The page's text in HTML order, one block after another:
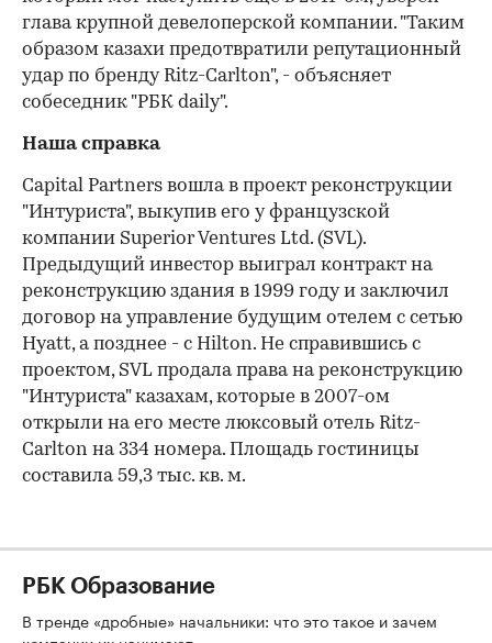
глава крупной девелоперской компании. "Таким
образом казахи предотвратили репутационный
удар по бренду Ritz-Carlton", - объясняет
собеседник "РБК daily".
Наша справка
Capital Partners вошла в проект реконструкции
"Интуриста", выкупив его у французской
компании Superior Ventures Ltd. (SVL).
Предыдущий инвестор выиграл контракт на
реконструкцию здания в 1999 году и заключил
договор на управление будущим отелем с сетью
Hyatt, а позднее - с Hilton. Не справившись с
проектом, SVL продала права на реконструкцию
"Интуриста" казахам, которые в 2007-ом
открыли на его месте люксовый отель Ritz-
Carlton на 334 номера. Площадь гостиницы
составила 59,3 тыс. кв. м.
РБК Образование
В тренде «дробные» начальники: что это такое и зачем